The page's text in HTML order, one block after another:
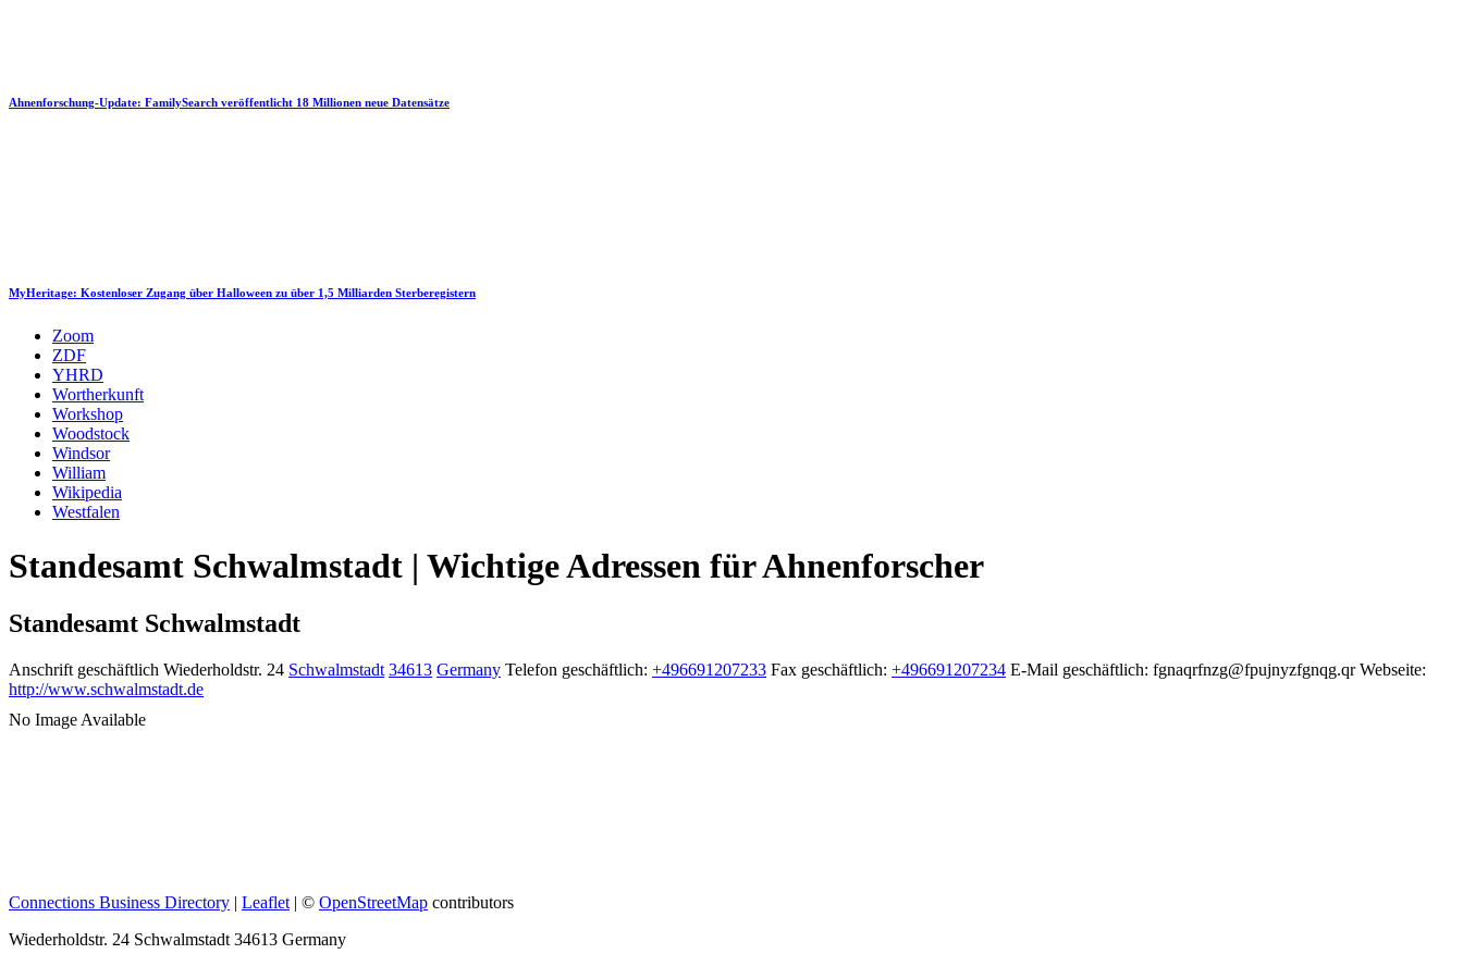
Ahnenforschung-Update: FamilySearch veröffentlicht 18 Millionen neue Datensätze
MyHeritage: Kostenloser Zugang über Halloween zu über 1,5 Milliarden Sterberegistern
Zoom
ZDF
YHRD
Wortherkunft
Workshop
Woodstock
Windsor
William
Wikipedia
Westfalen
Standesamt Schwalmstadt | Wichtige Adressen für Ahnenforscher
Standesamt Schwalmstadt
Anschrift geschäftlich Wiederholdstr. 24 Schwalmstadt 34613 Germany Telefon geschäftlich: +496691207233 Fax geschäftlich: +496691207234 E-Mail geschäftlich: fgnaqrfnzg@fpujnyzfgnqg.qr Webseite:
http://www.schwalmstadt.de
No Image Available
Connections Business Directory | Leaflet | © OpenStreetMap contributors
Wiederholdstr. 24 Schwalmstadt 34613 Germany